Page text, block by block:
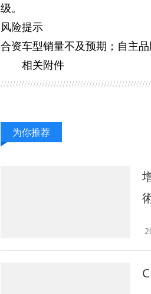
级。
风险提示
合资车型销量不及预期；自主
相关附件
为你推荐